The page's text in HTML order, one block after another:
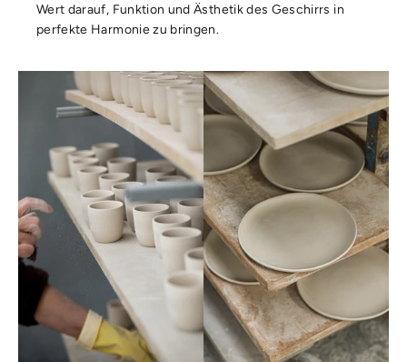
Wert darauf, Funktion und Ästhetik des Geschirrs in
perfekte Harmonie zu bringen.